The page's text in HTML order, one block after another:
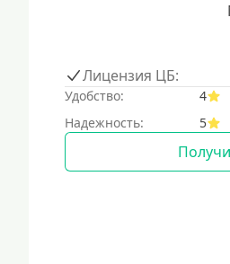
Лицензия ЦБ:
Удобство: 4
Надежность:
5